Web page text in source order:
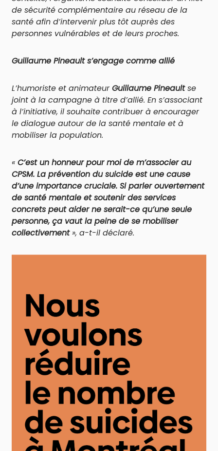
de sécurité complémentaire au réseau de la
santé afin d’intervenir plus tôt auprès des
personnes vulnérables et de leurs proches.
Guillaume Pineault s’engage comme allié
L’humoriste et animateurGuillaume Pineaultse
joint à la campagne à titre d’allié. En s’associant
à l’initiative, il souhaite contribuer à encourager
le dialogue autour de la santé mentale et à
mobiliser la population.
« C’est un honneur pour moi de m’associer au
CPSM. La prévention du suicide est une cause
d’une importance cruciale. Si parler ouvertement
de santé mentale et soutenir des services
concrets peut aider ne serait-ce qu’une seule
personne, ça vaut la peine de se mobiliser
collectivement», a-t-il déclaré.